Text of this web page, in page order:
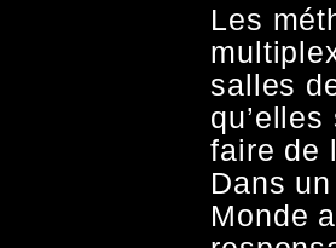
Les
salles
faire de
Dans
Monde